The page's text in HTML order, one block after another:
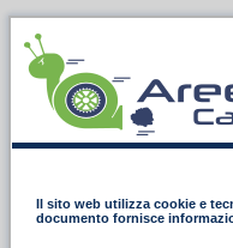
Il sito web utilizza cookie e
documento fornisce